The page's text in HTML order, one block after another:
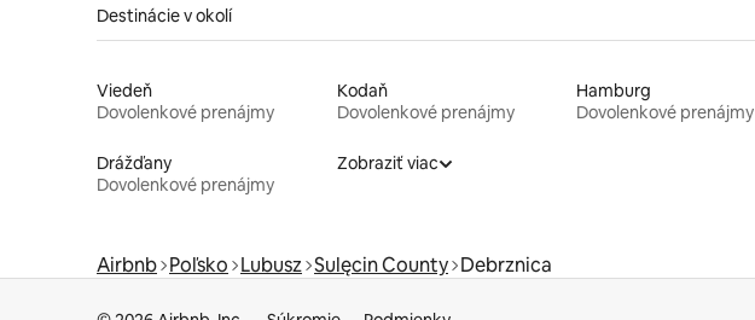
Destinácie v okolí
Viedeň
Dovolenkové prenájmy
Kodaň
Dovolenkové prenájmy
Hamburg
Dovolenkové prenájmy
Drážďany
Dovolenkové prenájmy
Zobraziť viac
Airbnb Poľsko Lubusz Sulęcin County Debrznica